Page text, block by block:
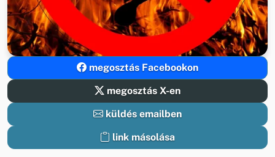
megosztás Facebookon
megosztás X-en
küldés emailben
link másolása